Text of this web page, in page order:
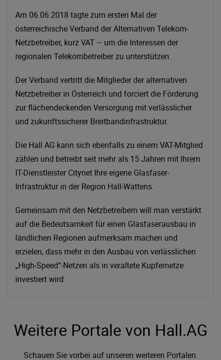
Am 06.06.2018 tagte zum ersten Mal der
österreichische Verband der Alternativen Telekom-
Netzbetreiber, kurz VAT – um die Interessen der
regionalen Telekombetreiber zu unterstützen.
Der Verband vertritt die Mitglieder der alternativen
Netzbetreiber in Österreich und forciert die Förderung
zur flächendeckenden Versorgung mit verlässlicher
und zukunftssicherer Breitbandinfrastruktur.
Die Hall AG kann sich ebenfalls zu einem VAT-Mitglied
zählen und betreibt seit mehr als 15 Jahren mit Ihrem
IT-Dienstleister Citynet Ihre eigene Glasfaser-
Infrastruktur in der Region Hall-Wattens.
Gemeinsam mit den Netzbetreibern will man verstärkt
auf die Bedeutsamkeit für einen Glasfaserausbau in
ländlichen Regionen aufmerksam machen und
erzielen, dass mehr in den Ausbau von verlässlichen
„High-Speed“-Netzen als in veraltete Kupfernetze
investiert wird.
Weitere Portale von Hall.AG
Schauen Sie vorbei auf unseren weiteren Portalen.